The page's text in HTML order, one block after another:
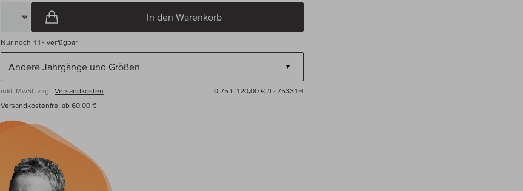
In den Warenkorb
Nur noch 11× verfügbar
inkl. MwSt, zzgl. Versandkosten 0,75 l· 120,00 € /l · 75331H
Versandkostenfrei ab 60,00 €